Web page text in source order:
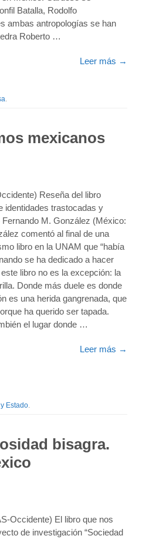
Batalla, Rodolfo
ambas antropologías se han
Roberto …
Leer más →
.
mexicanos
Reseña del libro
identidades trastocadas y
M. González (México:
comentó al final de una
libro en la UNAM que “había
se ha dedicado a hacer
libro no es la excepción: la
Donde más duele es donde
es una herida gangrenada, que
ha querido ser tapada.
el lugar donde …
Leer más →
Estado.
bisagra.
Occidente) El libro que nos
de investigación “Sociedad